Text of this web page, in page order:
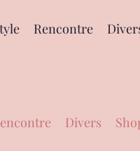
Rencontre
Divers